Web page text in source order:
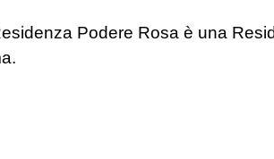
Podere Rosa è una